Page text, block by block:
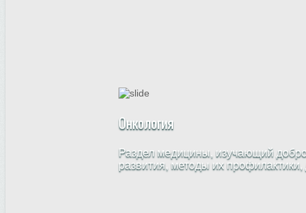
Онкология
Раздел медицины, изучающий
развития, методы их профилактики,